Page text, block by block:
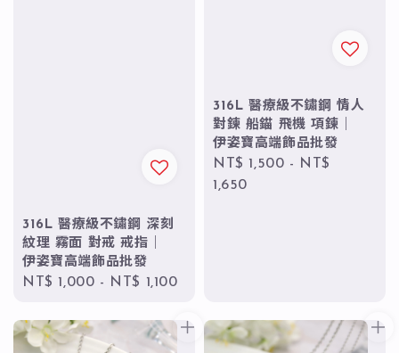
316L 醫療級不鏽鋼 深刻
紋理 霧面 對戒 戒指｜
伊姿寶高端飾品批發
Regular
NT$ 1,000 - NT$ 1,100
316L 醫療級不鏽鋼 情人
對鍊 船錨 飛機 項鍊｜
伊姿寶高端飾品批發
Regular
price
NT$ 1,500 -
NT$
1,650